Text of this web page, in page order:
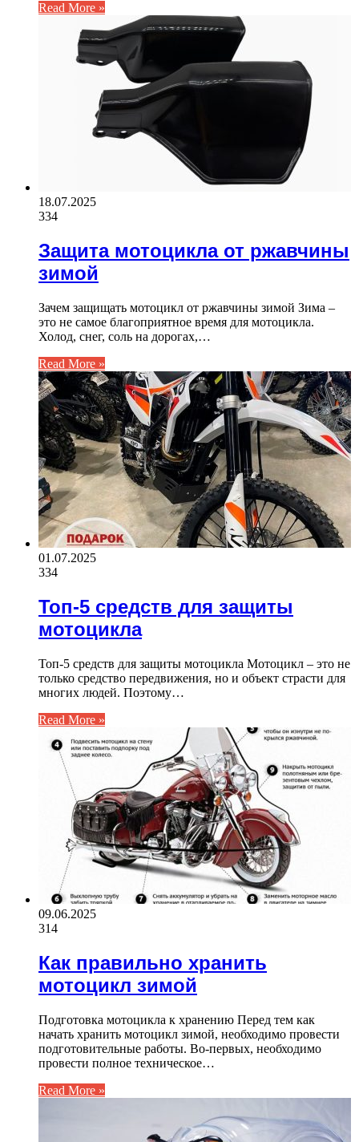
Read More »
18.07.2025
334
Защита мотоцикла от ржавчины
зимой
Зачем защищать мотоцикл от ржавчины зимой Зима –
это не самое благоприятное время для мотоцикла.
Холод, снег, соль на дорогах,…
Read More »
01.07.2025
334
Топ-5 средств для защиты
мотоцикла
Топ-5 средств для защиты мотоцикла Мотоцикл – это не
только средство передвижения, но и объект страсти для
многих людей. Поэтому…
Read More »
09.06.2025
314
Как правильно хранить
мотоцикл зимой
Подготовка мотоцикла к хранению Перед тем как
начать хранить мотоцикл зимой, необходимо провести
подготовительные работы. Во-первых, необходимо
провести полное техническое…
Read More »